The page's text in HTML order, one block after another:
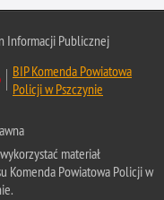
Informacji Publicznej
BIP Komenda Powiatowa
Policji w Pszczynie
materiał
Komenda Powiatowa Policji w